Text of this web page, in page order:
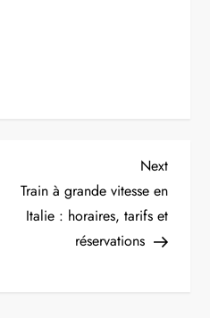
Next
Post
Next
Train à grande vitesse en
Italie : horaires, tarifs et
réservations